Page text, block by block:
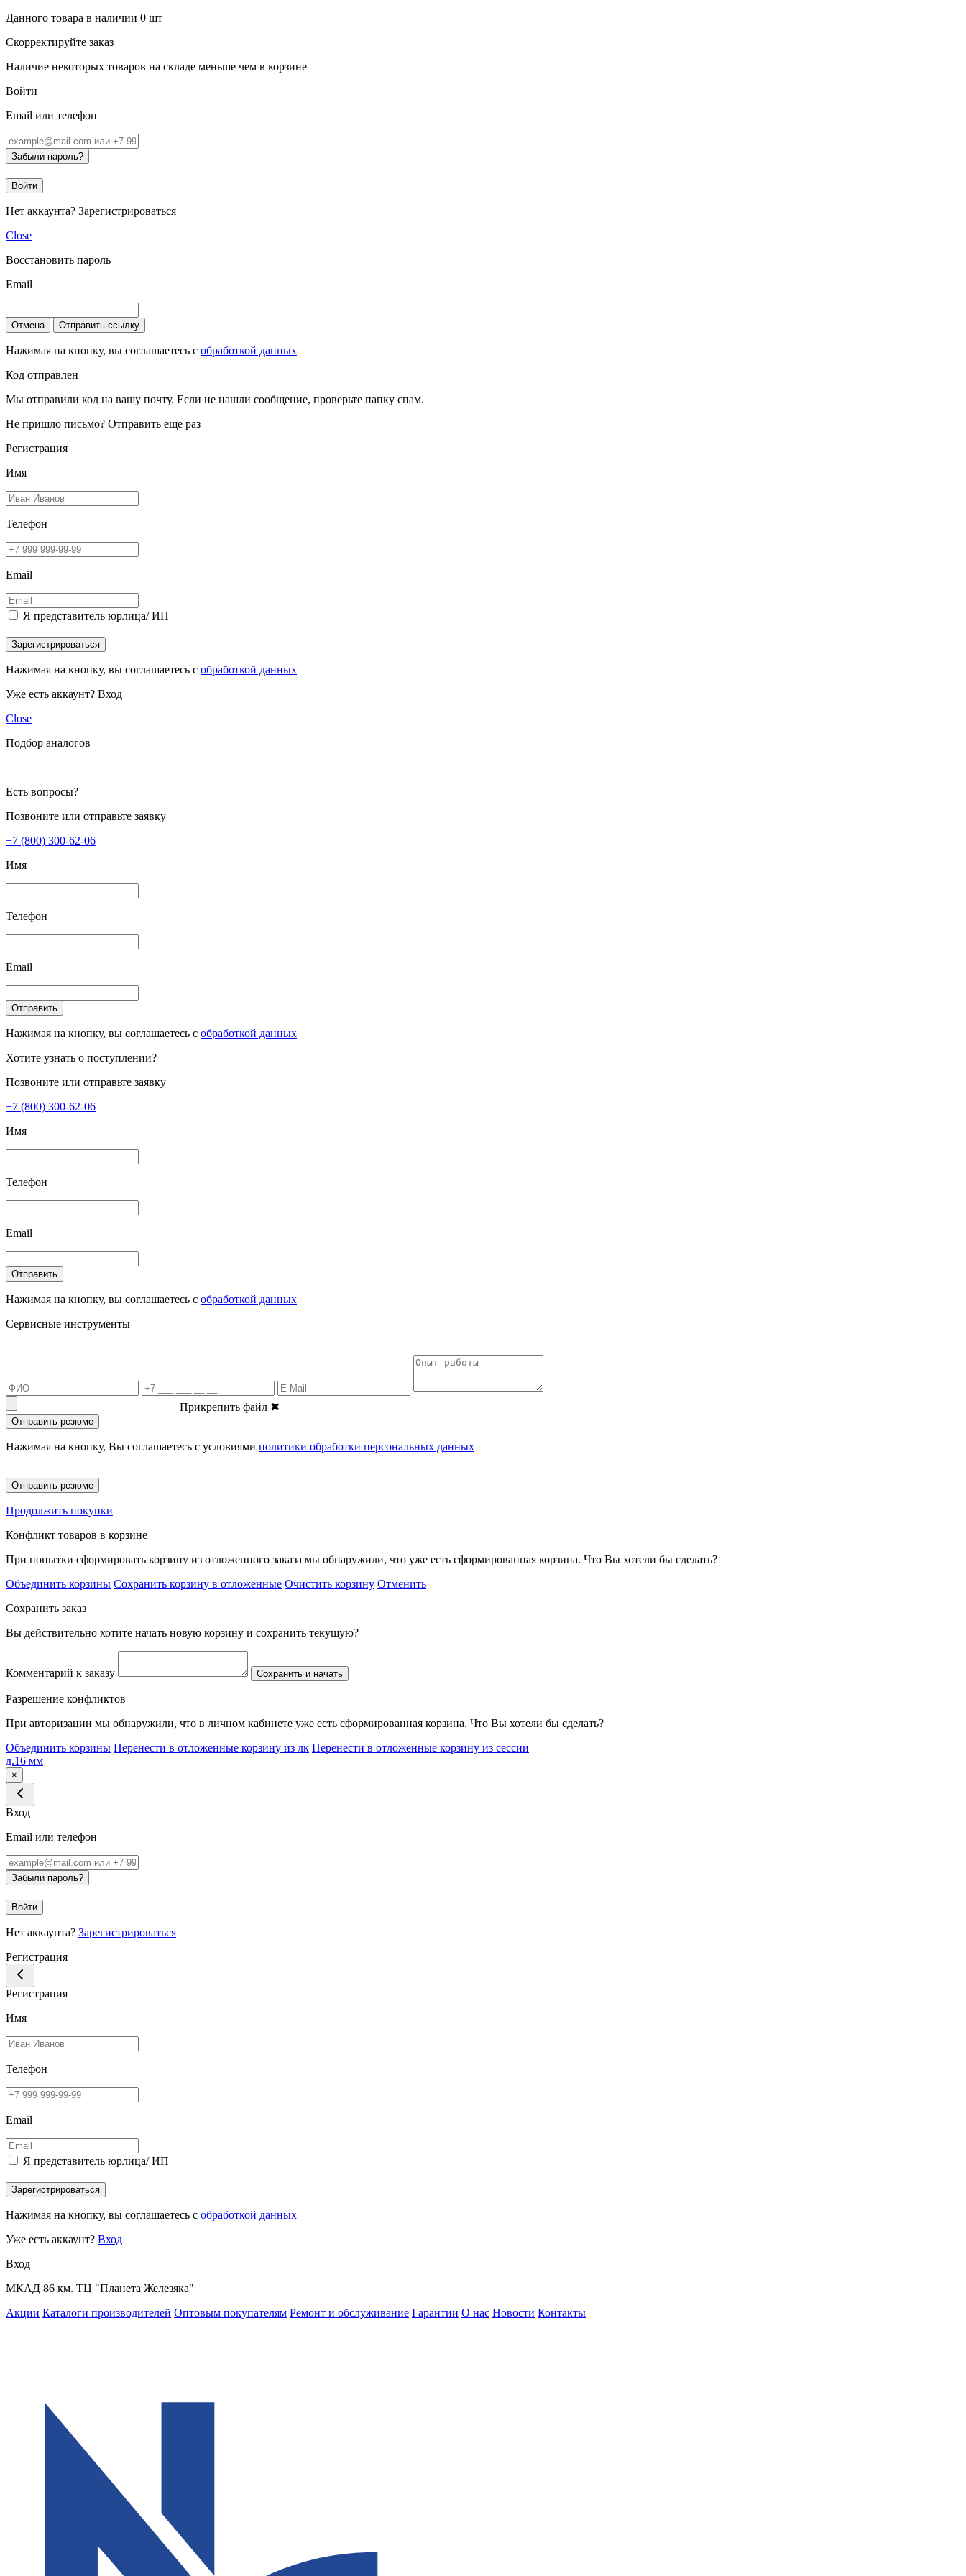
Данного товара в наличии 0 шт
Скорректируйте заказ
Наличие некоторых товаров на складе меньше чем в корзине
Войти
Email или телефон
Забыли пароль?
Войти
Нет аккаунта? Зарегистрироваться
Close
Восстановить пароль
Email
Отмена Отправить ссылку
Нажимая на кнопку, вы соглашаетесь с обработкой данных
Код отправлен
Мы отправили код на вашу почту. Если не нашли сообщение, проверьте папку спам.
Не пришло письмо? Отправить еще раз
Регистрация
Имя
Телефон
Email
Я представитель юрлица/ ИП
Зарегистрироваться
Нажимая на кнопку, вы соглашаетесь с обработкой данных
Уже есть аккаунт? Вход
Close
Подбор аналогов
Есть вопросы?
Позвоните или отправьте заявку
+7 (800) 300-62-06
Имя
Телефон
Email
Отправить
Нажимая на кнопку, вы соглашаетесь с обработкой данных
Хотите узнать о поступлении?
Позвоните или отправьте заявку
+7 (800) 300-62-06
Имя
Телефон
Email
Отправить
Нажимая на кнопку, вы соглашаетесь с обработкой данных
Сервисные инструменты
Прикрепить файл ✖
Отправить резюме
Нажимая на кнопку, Вы соглашаетесь с условиями политики обработки персональных данных
Отправить резюме
Продолжить покупки
Конфликт товаров в корзине
При попытки сформировать корзину из отложенного заказа мы обнаружили, что уже есть сформированная корзина. Что Вы хотели бы сделать?
Объединить корзины Сохранить корзину в отложенные Очистить корзину Отменить
Сохранить заказ
Вы действительно хотите начать новую корзину и сохранить текущую?
Комментарий к заказу Сохранить и начать
Разрешение конфликтов
При авторизации мы обнаружили, что в личном кабинете уже есть сформированная корзина. Что Вы хотели бы сделать?
Объединить корзины Перенести в отложенные корзину из лк Перенести в отложенные корзину из сессии
д.16 мм
×
Вход
Email или телефон
Забыли пароль?
Войти
Нет аккаунта? Зарегистрироваться
Регистрация
Регистрация
Имя
Телефон
Email
Я представитель юрлица/ ИП
Зарегистрироваться
Нажимая на кнопку, вы соглашаетесь с обработкой данных
Уже есть аккаунт? Вход
Вход
МКАД 86 км. ТЦ "Планета Железяка"
Акции Каталоги производителей Оптовым покупателям Ремонт и обслуживание Гарантии О нас Новости Контакты